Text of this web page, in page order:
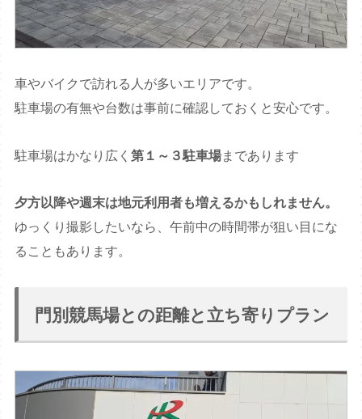
車やバイクで訪れる人が多いエリアです。
駐車場の有無や台数は事前に確認しておくと安心です。
駐車場はかなり広く第１～３駐車場まであります
夕方以降や週末は地元利用者も増えるかもしれません。
ゆっくり撮影したいなら、午前中の時間帯が狙い目にな
ることもあります。
門別競馬場との距離と立ち寄りプラン